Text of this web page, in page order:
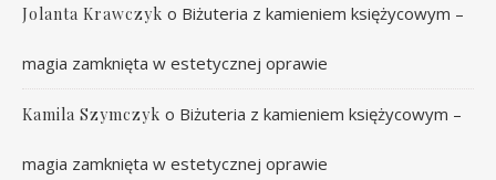
Jolanta Krawczyk o Biżuteria z kamieniem księżycowym –
magia zamknięta w estetycznej oprawie
Kamila Szymczyk o Biżuteria z kamieniem księżycowym –
magia zamknięta w estetycznej oprawie